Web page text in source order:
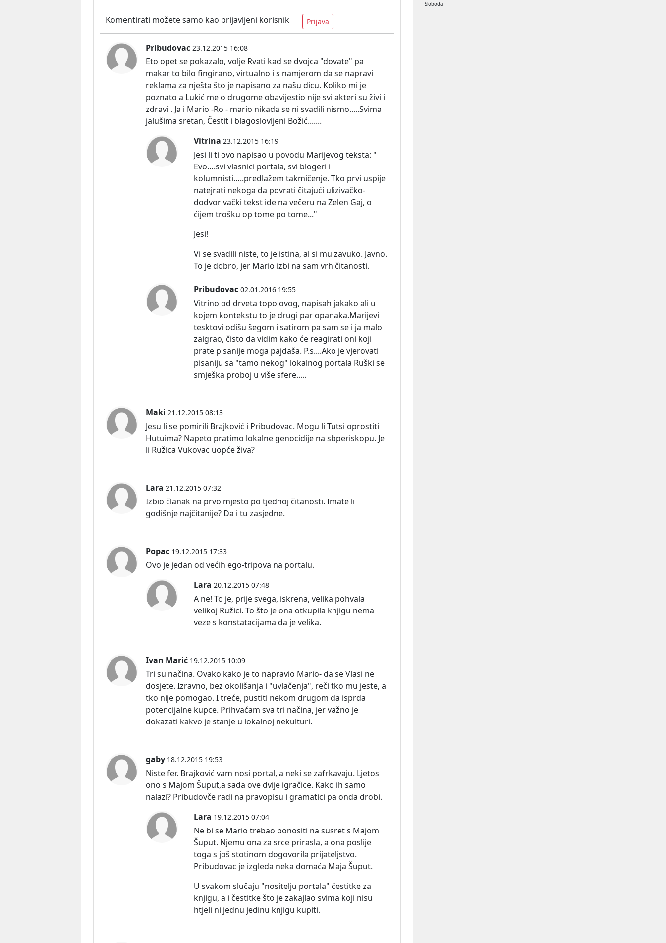
Komentirati možete samo kao prijavljeni korisnik Prijava
Pribudovac 23.12.2015 16:08
Eto opet se pokazalo, volje Rvati kad se dvojca "dovate" pa
makar to bilo fingirano, virtualno i s namjerom da se napravi
reklama za nješta što je napisano za našu dicu. Koliko mi je
poznato a Lukić me o drugome obavijestio nije svi akteri su živi i
zdravi . Ja i Mario -Ro - mario nikada se ni svadili nismo.....Svima
jalušima sretan, Čestit i blagoslovljeni Božić.......
Vitrina 23.12.2015 16:19
Jesi li ti ovo napisao u povodu Marijevog teksta: "
Evo….svi vlasnici portala, svi blogeri i
kolumnisti…..predlažem takmičenje. Tko prvi uspije
natejrati nekoga da povrati čitajući ulizivačko-
dodvorivački tekst ide na večeru na Zelen Gaj, o
ćijem trošku op tome po tome..."
Jesi!
Vi se svadili niste, to je istina, al si mu zavuko. Javno.
To je dobro, jer Mario izbi na sam vrh čitanosti.
Pribudovac 02.01.2016 19:55
Vitrino od drveta topolovog, napisah jakako ali u
kojem kontekstu to je drugi par opanaka.Marijevi
tesktovi odišu šegom i satirom pa sam se i ja malo
zaigrao, čisto da vidim kako će reagirati oni koji
prate pisanije moga pajdaša. P.s....Ako je vjerovati
pisaniju sa "tamo nekog" lokalnog portala Ruški se
smješka proboj u više sfere.....
Maki 21.12.2015 08:13
Jesu li se pomirili Brajković i Pribudovac. Mogu li Tutsi oprostiti
Hutuima? Napeto pratimo lokalne genocidije na sbperiskopu. Je
li Ružica Vukovac uopće živa?
Lara 21.12.2015 07:32
Izbio članak na prvo mjesto po tjednoj čitanosti. Imate li
godišnje najčitanije? Da i tu zasjedne.
Popac 19.12.2015 17:33
Ovo je jedan od većih ego-tripova na portalu.
Lara 20.12.2015 07:48
A ne! To je, prije svega, iskrena, velika pohvala
velikoj Ružici. To što je ona otkupila knjigu nema
veze s konstatacijama da je velika.
Ivan Marić 19.12.2015 10:09
Tri su načina. Ovako kako je to napravio Mario- da se Vlasi ne
dosjete. Izravno, bez okolišanja i "uvlačenja", reči tko mu jeste, a
tko nije pomogao. I treće, pustiti nekom drugom da isprda
potencijalne kupce. Prihvaćam sva tri načina, jer važno je
dokazati kakvo je stanje u lokalnoj nekulturi.
gaby 18.12.2015 19:53
Niste fer. Brajković vam nosi portal, a neki se zafrkavaju. Ljetos
ono s Majom Šuput,a sada ove dvije igračice. Kako ih samo
nalazi? Pribudovče radi na pravopisu i gramatici pa onda drobi.
Lara 19.12.2015 07:04
Ne bi se Mario trebao ponositi na susret s Majom
Šuput. Njemu ona za srce prirasla, a ona poslije
toga s još stotinom dogovorila prijateljstvo.
Pribudovac je izgleda neka domaća Maja Šuput.
U svakom slučaju "nositelju portala" čestitke za
knjigu, a i čestitke što je zakajlao svima koji nisu
htjeli ni jednu jedinu knjigu kupiti.
Sloboda